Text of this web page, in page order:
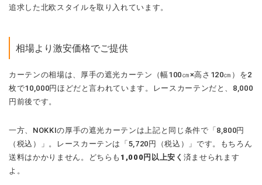
追求した北欧スタイルを取り入れています。
相場より激安価格でご提供
カーテンの相場は、厚手の遮光カーテン（幅100㎝×高さ120㎝）を2
枚で10,000円ほどだと言われています。レースカーテンだと、8,000
円前後です。
一方、NOKKIの厚手の遮光カーテンは上記と同じ条件で「8,800円
（税込）」。レースカーテンは「5,720円（税込）」です。もちろん
送料はかかりません。どちらも 1,000円以上安く 済ませられます
よ。